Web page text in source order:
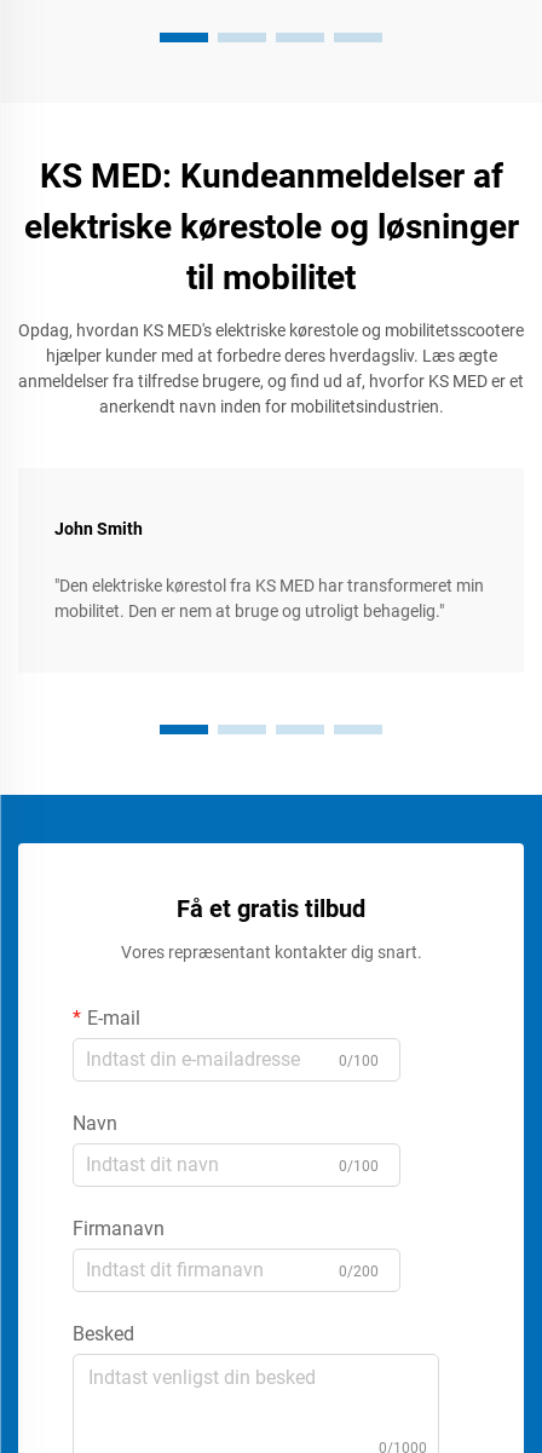
KS MED: Kundeanmeldelser af
elektriske kørestole og løsninger
til mobilitet
Opdag, hvordan KS MED's elektriske kørestole og mobilitetsscootere
hjælper kunder med at forbedre deres hverdagsliv. Læs ægte
anmeldelser fra tilfredse brugere, og find ud af, hvorfor KS MED er et
anerkendt navn inden for mobilitetsindustrien.
John Smith
"Den elektriske kørestol fra KS MED har transformeret min
mobilitet. Den er nem at bruge og utroligt behagelig."
Få et gratis tilbud
Vores repræsentant kontakter dig snart.
E-mail
0/100
Navn
0/100
Firmanavn
0/200
Besked
0/1000